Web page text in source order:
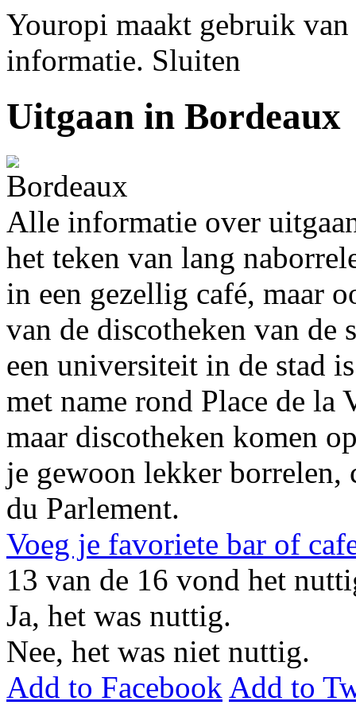
Youropi maakt gebruik
informatie. Sluiten
Uitgaan in Bordeaux
Alle informatie over
het teken van lang
in een gezellig café, maar
van de discotheken van de
een universiteit in de stad
met name rond Place de
maar discotheken komen
je gewoon lekker borrelen,
du Parlement.
Voeg je favoriete bar of
13 van de 16 vond het
Ja, het was nuttig.
Nee, het was niet nuttig.
Add to Facebook Add to